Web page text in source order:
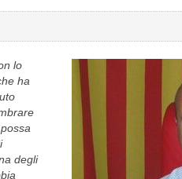
lo
ha
degli